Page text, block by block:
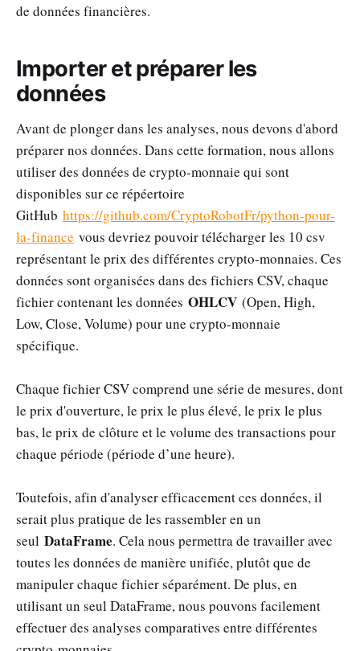
de données financières.
Importer et préparer les
données
Avant de plonger dans les analyses, nous devons d'abord
préparer nos données. Dans cette formation, nous allons
utiliser des données de crypto-monnaie qui sont
disponibles sur ce répéertoire
GitHub https://github.com/CryptoRobotFr/python-pour-
la-finance vous devriez pouvoir télécharger les 10 csv
représentant le prix des différentes crypto-monnaies. Ces
données sont organisées dans des fichiers CSV, chaque
fichier contenant les données OHLCV (Open, High,
Low, Close, Volume) pour une crypto-monnaie
spécifique.
Chaque fichier CSV comprend une série de mesures, dont
le prix d'ouverture, le prix le plus élevé, le prix le plus
bas, le prix de clôture et le volume des transactions pour
chaque période (période d’une heure).
Toutefois, afin d'analyser efficacement ces données, il
serait plus pratique de les rassembler en un
seul DataFrame. Cela nous permettra de travailler avec
toutes les données de manière unifiée, plutôt que de
manipuler chaque fichier séparément. De plus, en
utilisant un seul DataFrame, nous pouvons facilement
effectuer des analyses comparatives entre différentes